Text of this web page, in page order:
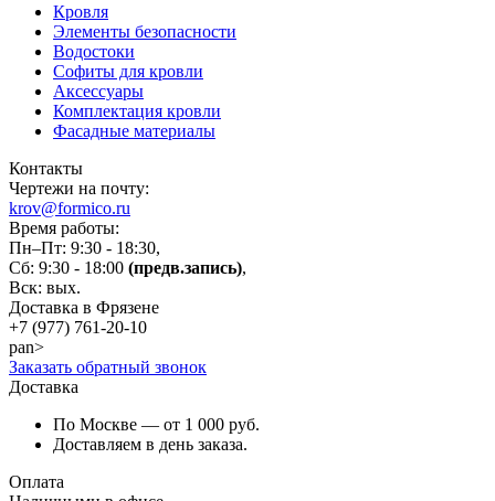
Кровля
Элементы безопасности
Водостоки
Софиты для кровли
Аксессуары
Комплектация кровли
Фасадные материалы
Контакты
Чертежи на почту:
krov@formico.ru
Время работы:
Пн–Пт: 9:30 - 18:30,
Сб: 9:30 - 18:00 (предв.запись),
Вск: вых.
Доставка в Фрязене
+7 (977) 761-20-10
pan>
Заказать обратный звонок
Доставка
По Москве — от 1 000 руб.
Доставляем в день заказа.
Оплата